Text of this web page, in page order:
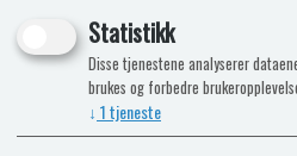
Statistikk
Disse tjenestene analyserer
brukes og forbedre
↓ 1tjeneste